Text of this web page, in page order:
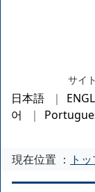
サイ
日本語
어
現在位置 ： ト